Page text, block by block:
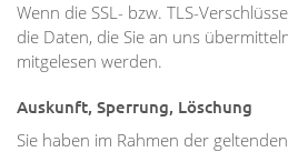
Wenn die SSL- bzw. TLS-
die Daten, die Sie an uns
mitgelesen werden.
Auskunft, Sperrung, Löschung
Sie haben im Rahmen der